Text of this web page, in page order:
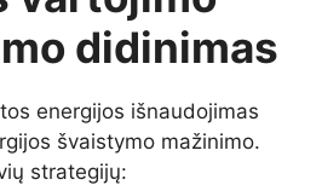
didinimas
energijos išnaudojimas
švaistymo mažinimo.
strategijų: